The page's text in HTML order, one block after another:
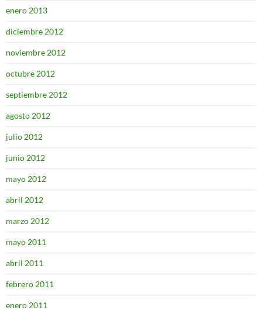
enero 2013
diciembre 2012
noviembre 2012
octubre 2012
septiembre 2012
agosto 2012
julio 2012
junio 2012
mayo 2012
abril 2012
marzo 2012
mayo 2011
abril 2011
febrero 2011
enero 2011